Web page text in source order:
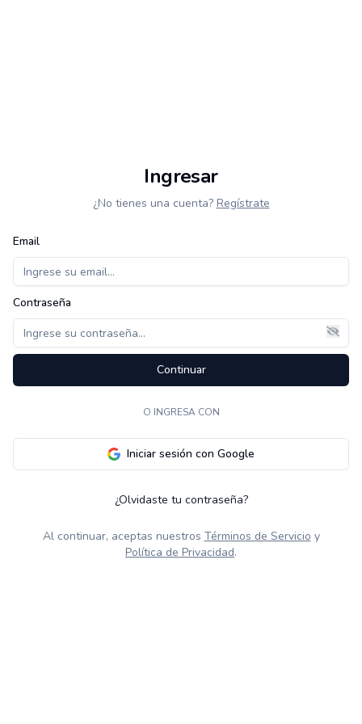
Ingresar
¿No tienes una cuenta? Regístrate
Email
Contraseña
Continuar
O INGRESA CON
Iniciar sesión con Google
¿Olvidaste tu contraseña?
Al continuar, aceptas nuestros Términos de Servicio y
Política de Privacidad.